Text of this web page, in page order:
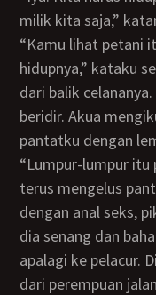
milik kita saja,”
“Kamu lihat petani itu? Mereka sangat bahagia meniti
hidupnya,” kataku
dari balik
beridir. Akua
pantatku dengan
“Lumpur-lumpur itu pasti lembut sekali, Ma,” katanya
terus mengelus
dengan anal seks,
dia senang dan
apalagi ke pelacur.
dari perempuan